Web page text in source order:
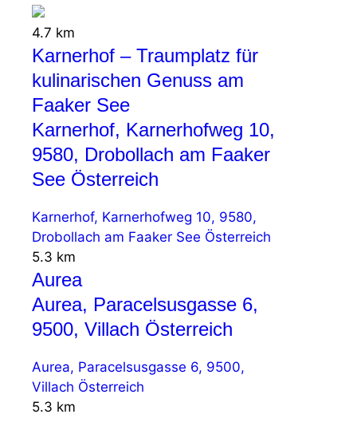
4.7 km
Karnerhof – Traumplatz für
kulinarischen Genuss am
Faaker See
Karnerhof, Karnerhofweg 10,
9580, Drobollach am Faaker
See Österreich
Karnerhof, Karnerhofweg 10, 9580,
Drobollach am Faaker See Österreich
5.3 km
Aurea
Aurea, Paracelsusgasse 6,
9500, Villach Österreich
Aurea, Paracelsusgasse 6, 9500,
Villach Österreich
5.3 km